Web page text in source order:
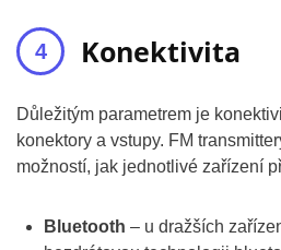
Konektivita
Důležitým parametrem je
konektory a vstupy. FM
možností, jak jednotlivé zařízení
Bluetooth – u dražších